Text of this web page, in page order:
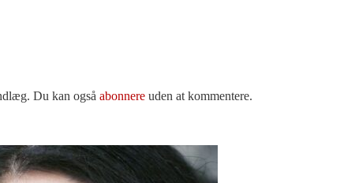
Du kan også abonnere uden at kommentere.